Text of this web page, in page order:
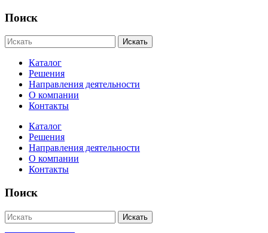
Поиск
Искать
Каталог
Решения
Направления деятельности
О компании
Контакты
Каталог
Решения
Направления деятельности
О компании
Контакты
Поиск
Искать